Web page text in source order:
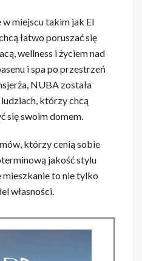
miejscu takim jak El
łatwo poruszać się
wellness i życiem nad
i spa po przestrzeń
NUBA została
którzy chcą
się swoim domem.
którzy cenią sobie
jakość stylu
mieszkanie to nie tylko
własności.